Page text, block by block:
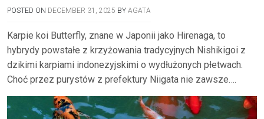
POSTED ON DECEMBER 31, 2025 BY AGATA
Karpie koi Butterfly, znane w Japonii jako Hirenaga, to
hybrydy powstałe z krzyżowania tradycyjnych Nishikigoi z
dzikimi karpiami indonezyjskimi o wydłużonych płetwach.
Choć przez purystów z prefektury Niigata nie zawsze….